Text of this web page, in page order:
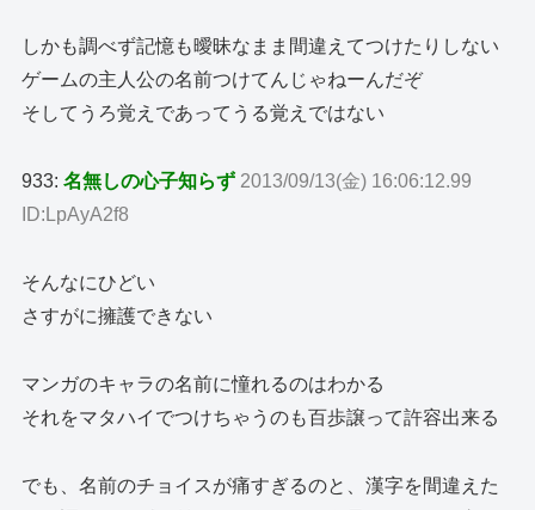
しかも調べず記憶も曖昧なまま間違えてつけたりしない
ゲームの主人公の名前つけてんじゃねーんだぞ
そしてうろ覚えであってうる覚えではない
933:名無しの心子知らず 2013/09/13(金) 16:06:12.99
ID:LpAyA2f8
そんなにひどい
さすがに擁護できない
マンガのキャラの名前に憧れるのはわかる
それをマタハイでつけちゃうのも百歩譲って許容出来る
でも、名前のチョイスが痛すぎるのと、漢字を間違えた